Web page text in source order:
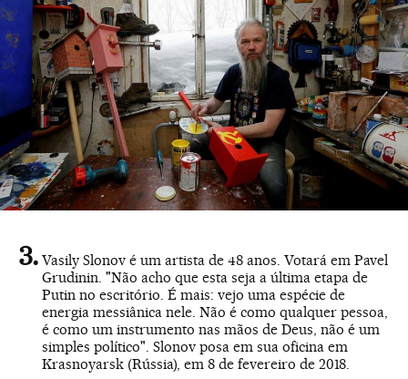
Vasily Slonov é um artista de 48 anos. Votará em Pavel
Grudinin. "Não acho que esta seja a última etapa de
Putin no escritório. É mais: vejo uma espécie de
energia messiânica nele. Não é como qualquer pessoa,
é como um instrumento nas mãos de Deus, não é um
simples político". Slonov posa em sua oficina em
Krasnoyarsk (Rússia), em 8 de fevereiro de 2018.